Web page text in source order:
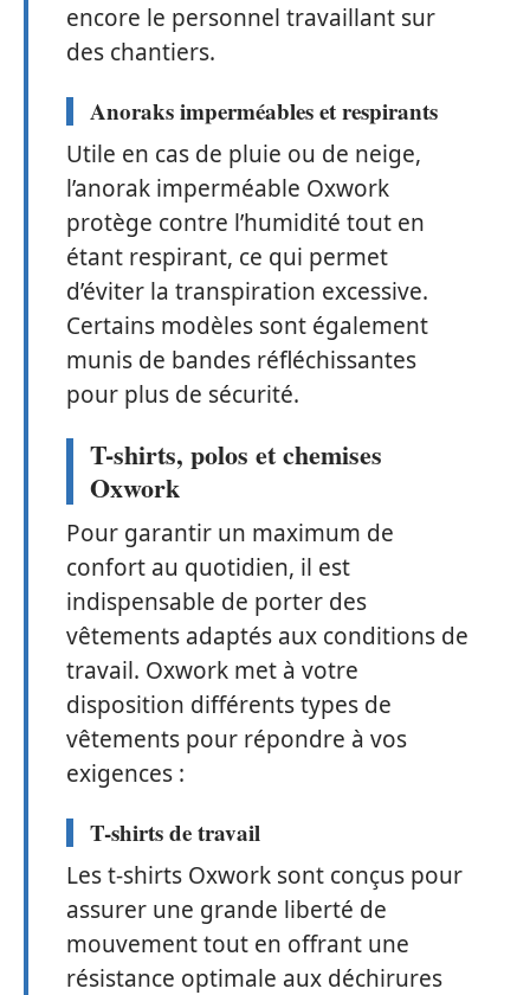
encore le personnel travaillant sur
des chantiers.
Anoraks imperméables et respirants
Utile en cas de pluie ou de neige,
l’anorak imperméable Oxwork
protège contre l’humidité tout en
étant respirant, ce qui permet
d’éviter la transpiration excessive.
Certains modèles sont également
munis de bandes réfléchissantes
pour plus de sécurité.
T-shirts, polos et chemises
Oxwork
Pour garantir un maximum de
confort au quotidien, il est
indispensable de porter des
vêtements adaptés aux conditions de
travail. Oxwork met à votre
disposition différents types de
vêtements pour répondre à vos
exigences :
T-shirts de travail
Les t-shirts Oxwork sont conçus pour
assurer une grande liberté de
mouvement tout en offrant une
résistance optimale aux déchirures